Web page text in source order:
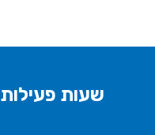
שעות פעילות